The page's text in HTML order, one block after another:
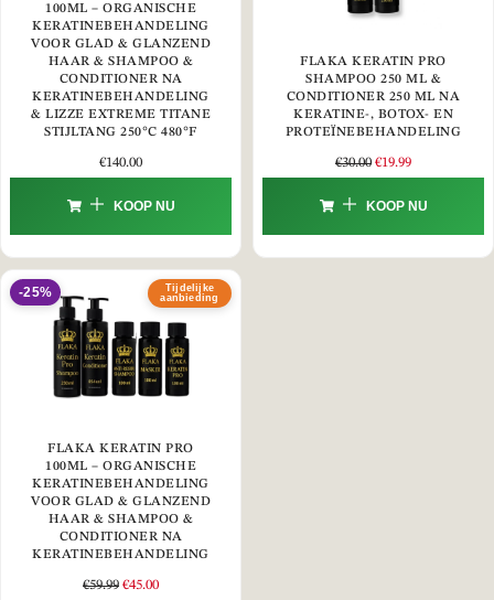
100ML – ORGANISCHE
KERATINEBEHANDELING
VOOR GLAD & GLANZEND
HAAR & SHAMPOO &
CONDITIONER NA
KERATINEBEHANDELING
& LIZZE EXTREME TITANE
STIJLTANG 250°C 480°F
€140.00
KOOP NU
FLAKA KERATIN PRO
SHAMPOO 250 ML &
CONDITIONER 250 ML NA
KERATINE-, BOTOX- EN
PROTEÏNEBEHANDELING
€30.00 €19.99
KOOP NU
Tijdelijke
aanbieding
-25%
FLAKA KERATIN PRO
100ML – ORGANISCHE
KERATINEBEHANDELING
VOOR GLAD & GLANZEND
HAAR & SHAMPOO &
CONDITIONER NA
KERATINEBEHANDELING
€59.99 €45.00